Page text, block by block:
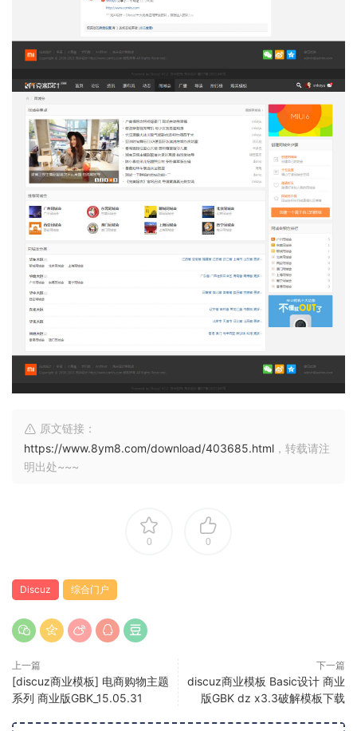
原文链接：
https://www.8ym8.com/download/403685.html ，转载请注
明出处~~~
0 0
Discuz 综合门户
上一篇
[discuz商业模板] 电商购物主题
系列 商业版GBK_15.05.31
下一篇
discuz商业模板 Basic设计 商业
版GBK dz x3.3破解模板下载